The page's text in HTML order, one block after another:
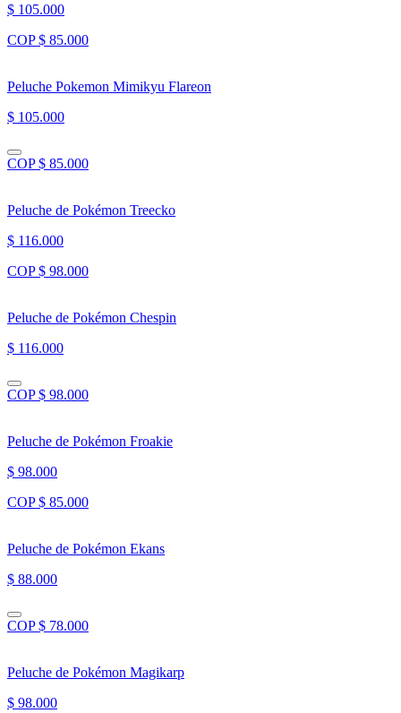
$ 105.000
COP $ 85.000
Peluche Pokemon Mimikyu Flareon
$ 105.000
COP $ 85.000
Peluche de Pokémon Treecko
$ 116.000
COP $ 98.000
Peluche de Pokémon Chespin
$ 116.000
COP $ 98.000
Peluche de Pokémon Froakie
$ 98.000
COP $ 85.000
Peluche de Pokémon Ekans
$ 88.000
COP $ 78.000
Peluche de Pokémon Magikarp
$ 98.000